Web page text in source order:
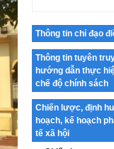
Kế hoạch Tổ chức
chính luận về bảo
tưởng của Đảng…
Công bố công khai
phí xây dựng pháp
thiện thể chế,
Quy định về
Thông tin chỉ đạo
Thông tin tuyên
hướng dẫn thực
chế độ chính sách
Chiến lược, định
hoạch, kế hoạch
tế xã hội